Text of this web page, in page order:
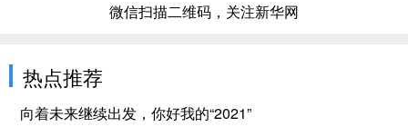
微信扫描二维码，关注新华网
热点推荐
向着未来继续出发，你好我的“2021”